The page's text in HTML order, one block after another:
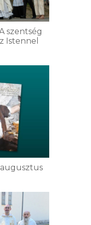
szentség
Istennel